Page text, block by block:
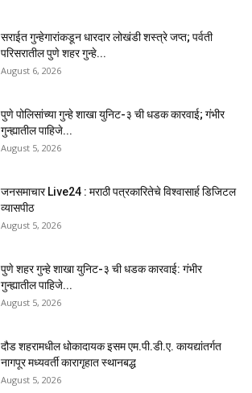
सराईत गुन्हेगारांकडून धारदार लोखंडी शस्त्रे जप्त; पर्वती
परिसरातील पुणे शहर गुन्हे...
August 6, 2026
पुणे पोलिसांच्या गुन्हे शाखा युनिट-३ ची धडक कारवाई; गंभीर
गुन्ह्यातील पाहिजे...
August 5, 2026
जनसमाचार Live24 : मराठी पत्रकारितेचे विश्वासार्ह डिजिटल
व्यासपीठ
August 5, 2026
पुणे शहर गुन्हे शाखा युनिट-३ ची धडक कारवाई: गंभीर
गुन्ह्यातील पाहिजे...
August 5, 2026
दौड शहरामधील धोकादायक इसम एम.पी.डी.ए. कायद्यांतर्गत
नागपूर मध्यवर्ती कारागृहात स्थानबद्ध
August 5, 2026